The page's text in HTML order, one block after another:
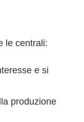
le centrali:
e si
produzione